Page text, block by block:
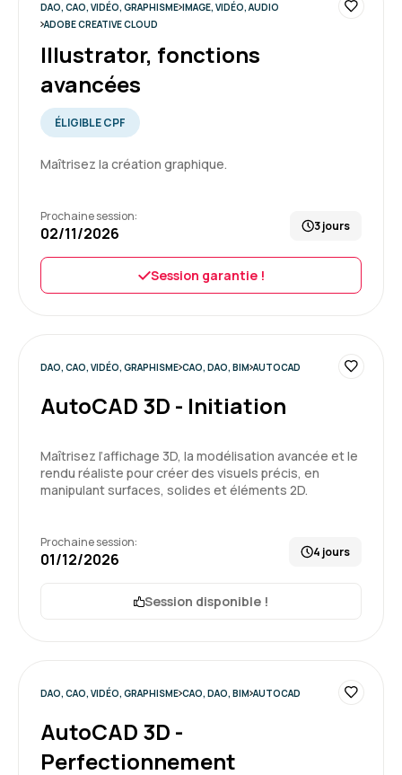
DAO, CAO, VIDÉO, GRAPHISME IMAGE, VIDÉO, AUDIO
ADOBE CREATIVE CLOUD
Illustrator, fonctions
avancées
ÉLIGIBLE CPF
Maîtrisez la création graphique.
Prochaine session:
02/11/2026 3 jours
Session garantie !
DAO, CAO, VIDÉO, GRAPHISME CAO, DAO, BIM AUTOCAD
AutoCAD 3D - Initiation
Maîtrisez l’affichage 3D, la modélisation avancée et le
rendu réaliste pour créer des visuels précis, en
manipulant surfaces, solides et éléments 2D.
Prochaine session:
01/12/2026 4 jours
Session disponible !
DAO, CAO, VIDÉO, GRAPHISME CAO, DAO, BIM AUTOCAD
AutoCAD 3D -
Perfectionnement